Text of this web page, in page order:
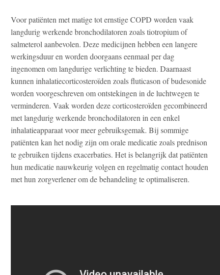
Voor patiënten met matige tot ernstige COPD worden vaak
langdurig werkende bronchodilatoren zoals tiotropium of
salmeterol aanbevolen. Deze medicijnen hebben een langere
werkingsduur en worden doorgaans eenmaal per dag
ingenomen om langdurige verlichting te bieden. Daarnaast
kunnen inhalatiecorticosteroïden zoals fluticason of budesonide
worden voorgeschreven om ontstekingen in de luchtwegen te
verminderen. Vaak worden deze corticosteroïden gecombineerd
met langdurig werkende bronchodilatoren in een enkel
inhalatieapparaat voor meer gebruiksgemak. Bij sommige
patiënten kan het nodig zijn om orale medicatie zoals prednison
te gebruiken tijdens exacerbaties. Het is belangrijk dat patiënten
hun medicatie nauwkeurig volgen en regelmatig contact houden
met hun zorgverlener om de behandeling te optimaliseren.